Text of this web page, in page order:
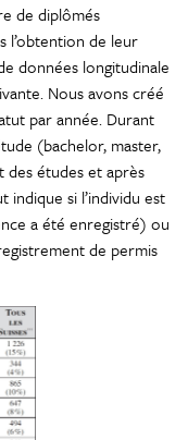
de diplômés
l’obtention de leur
données longitudinale
Nous avons créé
par année. Durant
(bachelor, master,
des études et après
indique si l’individu est
a été enregistré) ou
de permis